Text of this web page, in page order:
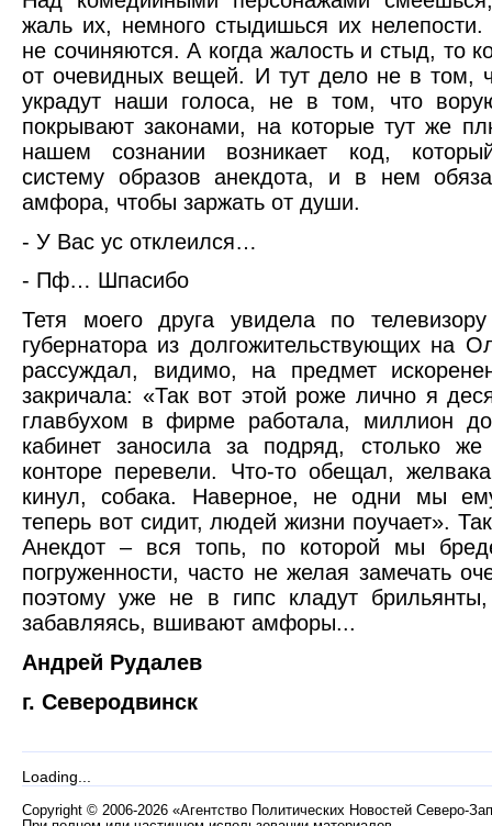
жаль их, немного стыдишься их
не сочиняются. А когда жалость и стыд, то
от очевидных вещей. И тут дело не в том,
украдут наши голоса, не в том, что
покрывают законами, на которые тут же
нашем сознании возникает код,
систему образов анекдота, и в нем
амфора, чтобы заржать от души.
- У Вас ус отклеился…
- Пф… Шпасибо
Тетя моего друга увидела по телевизору
губернатора из долгожительствующих на
рассуждал, видимо, на предмет
закричала: «Так вот этой роже лично я
главбухом в фирме работала, миллион
кабинет заносила за подряд, столько же
конторе перевели. Что-то обещал,
кинул, собака. Наверное, не одни мы
теперь вот сидит, людей жизни поучает».
Анекдот – вся топь, по которой мы
погруженности, часто не желая замечать
поэтому уже не в гипс кладут
забавляясь, вшивают амфоры...
Андрей Рудалев
г. Северодвинск
Loading...
Copyright © 2006-2026 «Агентство Политических Новостей Северо-